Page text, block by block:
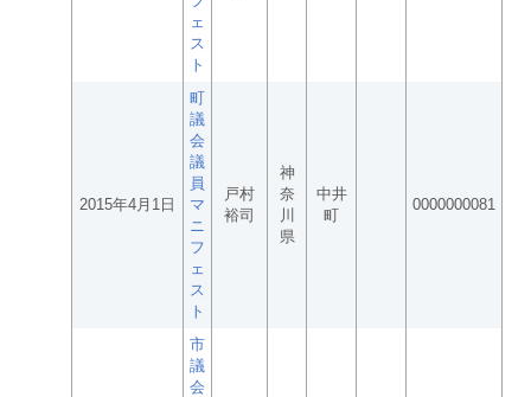
ェ
ス
ト
2015年4月1日
町
議
会
議
員
マ
ニ
フ
ェ
ス
ト
戸村
裕司
神
奈
川
県
中井
町
0000000081
市
議
会